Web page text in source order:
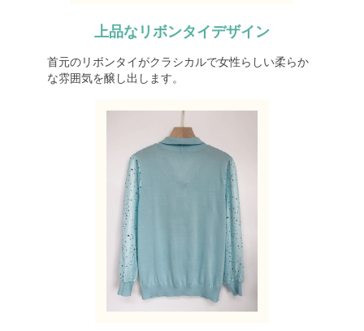
上品なリボンタイデザイン
首元のリボンタイがクラシカルで女性らしい柔らか
な雰囲気を醸し出します。